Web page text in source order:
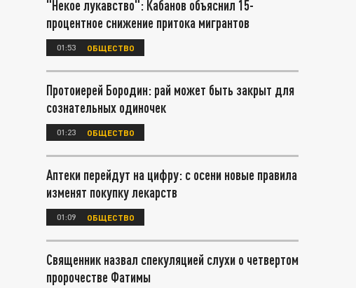
"Некое лукавство": Кабанов объяснил 15-
процентное снижение притока мигрантов
01:53 ОБЩЕСТВО
Протоиерей Бородин: рай может быть закрыт для
сознательных одиночек
01:23 ОБЩЕСТВО
Аптеки перейдут на цифру: с осени новые правила
изменят покупку лекарств
01:09 ОБЩЕСТВО
Священник назвал спекуляцией слухи о четвертом
пророчестве Фатимы